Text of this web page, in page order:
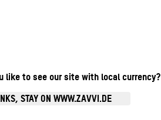
like to see our site with local currency?
STAY ON WWW.ZAVVI.DE